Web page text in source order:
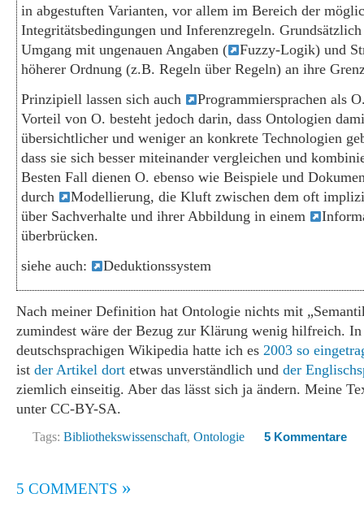
in abgestuften Varianten, vor allem im Bereich der
Integritätsbedingungen und Inferenzregeln.
Umgang mit ungenauen Angaben (
Fuzzy-Logik) und
höherer Ordnung (z.B. Regeln über Regeln) an ihre
Prinzipiell lassen sich auch
Programmiersprachen als
Vorteil von O. besteht jedoch darin, dass Ontologien
übersichtlicher und weniger an konkrete Technologien
dass sie sich besser miteinander vergleichen und
Besten Fall dienen O. ebenso wie Beispiele und
durch
Modellierung, die Kluft zwischen dem oft
über Sachverhalte und ihrer Abbildung in einem
überbrücken.
siehe auch:
Deduktionssystem
Nach meiner Definition hat Ontologie nichts mit
zumindest wäre der Bezug zur Klärung wenig hilfreich. In
deutschsprachigen Wikipedia hatte ich es 2003 so
ist der Artikel dort etwas unverständlich und der
ziemlich einseitig. Aber das lässt sich ja ändern. Meine
unter CC-BY-SA.
Tags: Bibliothekswissenschaft, Ontologie 5 Kommentare
5 COMMENTS »